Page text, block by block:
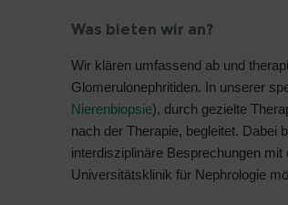
Was bieten wir an?
Wir klären umfassend ab und
Glomerulonephritiden. In unserer
Nierenbiopsie), durch gezielte
nach der Therapie, begleitet. Dabei
interdisziplinäre Besprechungen
Universitätsklinik für Nephrologie